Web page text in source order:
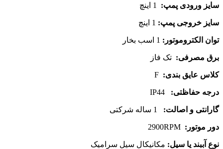
سایز ورودی پمپ:
سایز خروجی پمپ:
توان الکتروموتور:
برق مصرفی: تک فاز
کلاس عایق بندی:
درجه حفاظتی:
گارانتی و اصالت:
دور موتور:
نوع آببند یا سیل: مکانیکال سیل سرامیک